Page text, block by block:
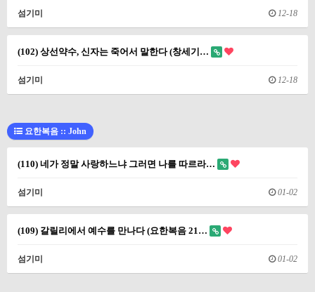
섬기미 12-18
(102) 상선약수, 신자는 죽어서 말한다 (창세기…
섬기미 12-18
요한복음 :: John
(110) 네가 정말 사랑하느냐 그러면 나를 따르라…
섬기미 01-02
(109) 갈릴리에서 예수를 만나다 (요한복음 21…
섬기미 01-02